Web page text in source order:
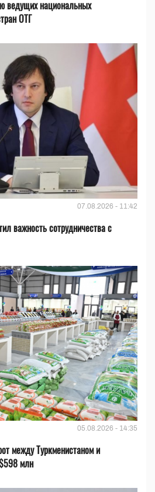
ведущих национальных
ОТГ
07.08.2026 - 11:42
важность сотрудничества с
05.08.2026 - 14:35
между Туркменистаном и
млн